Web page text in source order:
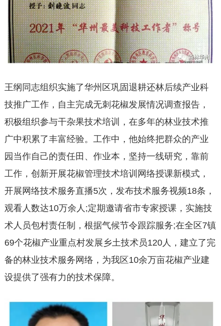
王纲同志组织实施了华州区巩固退耕还林后续产业科
技推广工作，自主完成无刺花椒发展情况调查报告，
积极组织参与干杂果技术培训，在多年的林业技术推
广中积累了丰富经验。工作中，他始终把群众的产业
园当作自己的责任田、作业本，坚持一线研究，靠前
工作，创新开展花椒管理技术培训网络授课新模式，
开展网络技术服务直播5次，发布技术服务视频18条，
观看人数达10万余人;定期邀请省市专家授课，实施技
术人员包村责任制，根据气候节令跟踪服务;在全区7镇
69个花椒产业重点村发展乡土技术员120人，建立了完
备的林业技术服务网络，为我区10余万亩花椒产业建
设提供了强有力的技术保障。